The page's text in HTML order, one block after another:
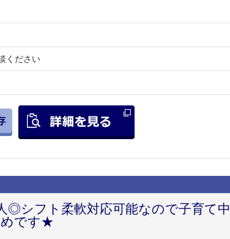
ください
◎シフト柔軟対応可能なので子育て中
めです★